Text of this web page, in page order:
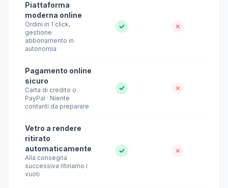
Piattaforma
moderna online
Ordini in 1 click,
gestione
abbonamento in
autonomia
✓ ✗
Pagamento online
sicuro
Carta di credito o
PayPal · Niente
contanti da preparare
✓ ✗
Vetro a rendere
ritirato
automaticamente
Alla consegna
successiva ritiriamo i
vuoti
✓ ✗